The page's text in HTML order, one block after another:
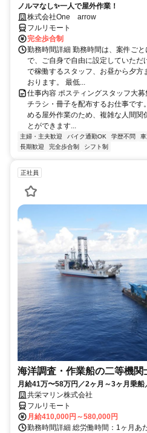
ノルマなし✨一人で屋外作業！
株式会社One arrow
フルリモート
完全歩合制
勤務時間詳細 勤務時間は、案件ご
で、ご自身で自由に設定していただ
で稼働するスタッフ、お昼から夕方
おります。 最低...
仕事内容 ポスティングスタッフ大募
チラシ・冊子を配布するお仕事です
める屋外作業のため、複雑な人間関
とができます...
主婦・主夫歓迎 バイク通勤OK 学歴不問
長期歓迎
完全歩合制 シフト制
正社員
海洋調査・作業船の二等機関
月給41万〜58万円／2ヶ月～3ヶ月乗船
共栄マリン株式会社
フルリモート
月給410,000円～580,000円
勤務時間詳細 総労働時間：1ヶ月あ